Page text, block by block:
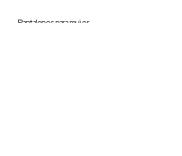
Pantalones para mujer